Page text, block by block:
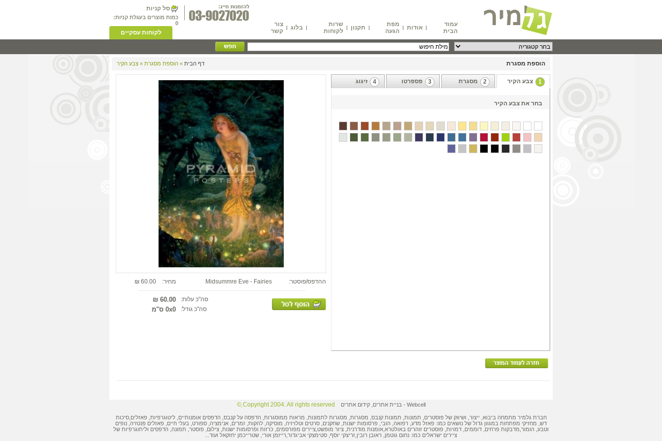
עמוד
הבית
| אודות |
מפת
הגעה
| תקנון |
שרות
לקוחות
| בלוג | צור
קשר
סל קניות
כמות מוצרים בעגלת קניות:
0
לקוחות עסקיים
הוספת מסגרת דף הבית » הוספת מסגרת » צבע הקיר
1 צבע הקיר 2 מסגרת 3 פספרטו 4 זיגוג
בחר את צבע הקיר
ההדפס/פוסטר: Midsummre Eve - Fairies מחיר: 60.00 ₪
סה"כ עלות: 60.00 ₪
סה"כ גודל: 0x0 ס"מ
Webcell
- בניית אתרים ,קידום אתרים Copyright 2004. All rights reserved ֲ©
חברת גלמיר מתמחה ביבוא, ייצור, ושיווק של פוסטרים תמונות , תמונות קנבס, מסגרות, מסגרות לתמונות , מראות ממוסגרות, הדפסה על קנבס הדפסים אומנותיים ,ליטוגרפיות פאזלים ,סיכות
דש מחזיקי מפתחות במגוון גדול של נושאים כמו: פאזל מדע, רפואה, הובי, פרסומות ישנות , שחקנים, סרטים וטלויזיה, מוסיקה, להקות, זמרים, אנימציה, ספורט, בעלי חיים, פאזלים פנטזיה, נופים
וטבע, הומור, מדבקות פרחים, דוממים, דמויות, פוסטרים זוהרים באולטרא, אומנות מודרנית ציור מופשט ציירים מפורסמים כרזות ופרסומות ישנות, צילום, פוסטר, תמונה, הדפסים וליתוגרפיות של
ציירים ישראלים כמו: נחום גוטמן ראובן רובין זריצקי יוסף סטימצקי אביגדור רייזמן אורי שטרייכמן יחזקאל ועוד...